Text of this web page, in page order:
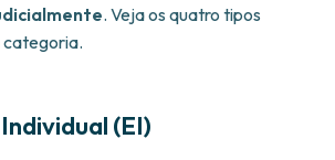
. Veja os quatro tipos
categoria.
(EI)